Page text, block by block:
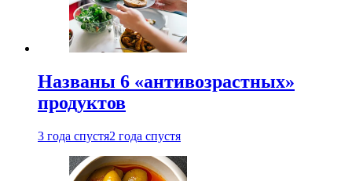
Названы 6 «антивозрастных»
продуктов
3 года спустя2 года спустя